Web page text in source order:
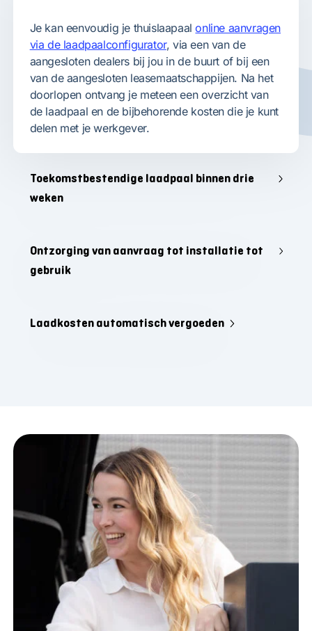
Je kan eenvoudig je thuislaapaalonline aanvragen
via de laadpaalconfigurator, via een van de
aangesloten dealers bij jou in de buurt of bij een
van de aangesloten leasemaatschappijen. Na het
doorlopen ontvang je meteen een overzicht van
de laadpaal en de bijbehorende kosten die je kunt
delen met je werkgever.
Toekomstbestendige laadpaal binnen drie
weken
Ontzorging van aanvraag tot installatie tot
gebruik
Laadkosten automatisch vergoeden